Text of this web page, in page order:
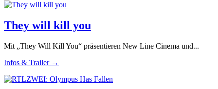
They will kill you
Mit „They Will Kill You“ präsentieren New Line Cinema und...
Infos & Trailer →